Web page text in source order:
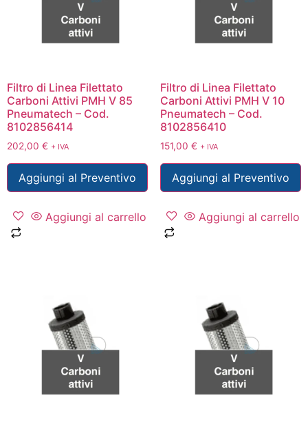
Filtro di Linea Filettato
Carboni Attivi PMH V 85
Pneumatech – Cod.
8102856414
202,00 € + IVA
Aggiungi al Preventivo
Aggiungi al carrello
Filtro di Linea Filettato
Carboni Attivi PMH V 10
Pneumatech – Cod.
8102856410
151,00 € + IVA
Aggiungi al Preventivo
Aggiungi al carrello